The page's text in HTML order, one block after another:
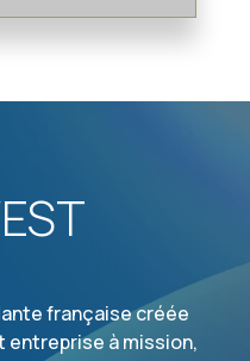
française créée
entreprise à mission,